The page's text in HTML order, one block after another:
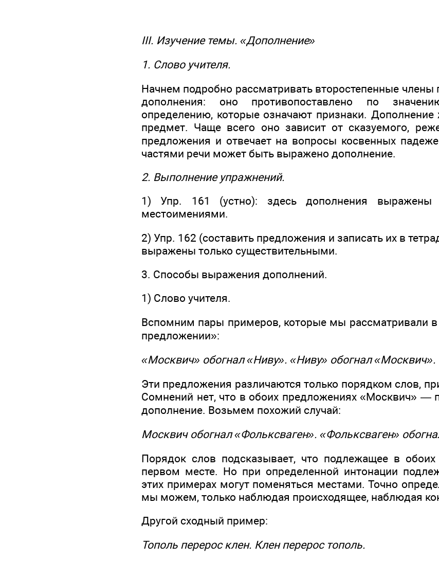
III. Изучение темы. «Дополнение»
1. Слово учителя.
Начнем подробно рассматривать второстепенные
дополнения: оно противопоставлено по
определению, которые означают признаки.
предмет. Чаще всего оно зависит от сказуемого,
предложения и отвечает на вопросы косвенных
частями речи может быть выражено дополнение.
2. Выполнение упражнений.
1) Упр. 161 (устно): здесь дополнения выражены
местоимениями.
2) Упр. 162 (составить предложения и записать их в
выражены только существительными.
3. Способы выражения дополнений.
1) Слово учителя.
Вспомним пары примеров, которые мы рассматривали
предложении»:
«Москвич» обогнал «Ниву». «Ниву» обогнал «Москвич».
Эти предложения различаются только порядком слов,
Сомнений нет, что в обоих предложениях «Москвич»
дополнение. Возьмем похожий случай:
Москвич обогнал «Фольксваген». «Фольксваген»
Порядок слов подсказывает, что подлежащее в обоих
первом месте. Но при определенной интонации
этих примерах могут поменяться местами. Точно
мы можем, только наблюдая происходящее, наблюдая
Другой сходный пример:
Тополь перерос клен. Клен перерос тополь.